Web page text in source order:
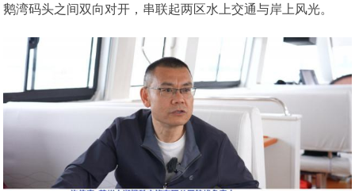
鹅湾码头之间双向对开，串联起两区水上交通与岸上风光。